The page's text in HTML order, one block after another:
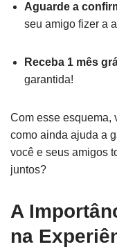
Aguarde a
seu amigo fizer a
Receba 1 mês
garantida!
Com esse esquema,
como ainda ajuda a
você e seus amigos
juntos?
A
na